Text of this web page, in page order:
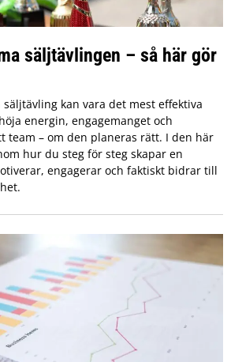
säljtävlingen – så här gör
säljtävling kan vara det mest effektiva
energin, engagemanget och
team – om den planeras rätt. I den här
hur du steg för steg skapar en
engagerar och faktiskt bidrar till